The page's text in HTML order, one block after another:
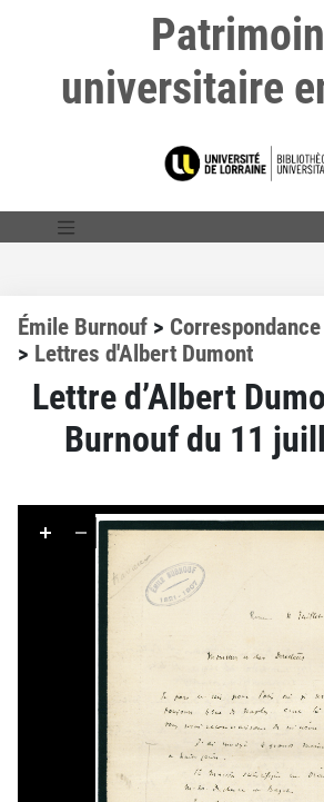
universitaire
Émile Burnouf >
> Lettres d'Albert Dumont
Lettre d’Albert
Burnouf du 11